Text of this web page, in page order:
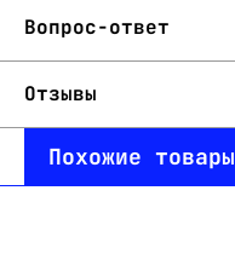
Вопрос-ответ
Отзывы
Похожие товары